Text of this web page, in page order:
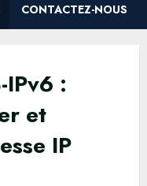
CONTACTEZ-NOUS
:
et
IP